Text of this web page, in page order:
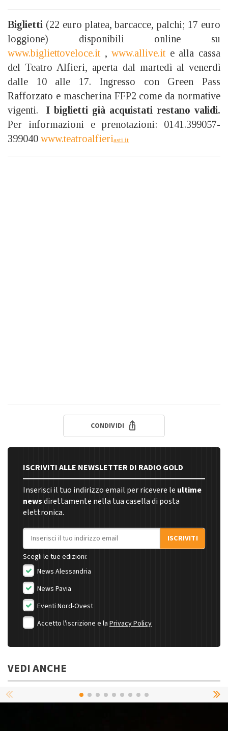
Biglietti (22 euro platea, barcacce, palchi; 17 euro
loggione) disponibili online su
www.bigliettoveloce.it ,www.allive.it e alla cassa
del Teatro Alfieri, aperta dal martedì al venerdì
dalle 10 alle 17. Ingresso con Green Pass
Rafforzato e mascherina FFP2 come da normative
vigenti.
I biglietti già acquistati restano validi.
Per informazioni e prenotazioni: 0141.399057-
399040 www.teatroalfieriasti.it
CONDIVIDI
ISCRIVITI ALLE NEWSLETTER DI RADIO GOLD
Inserisci il tuo indirizzo email per ricevere le ultime
newsdirettamente nella tua casella di posta
elettronica.
Indirizzo email
ISCRIVITI
Scegli le tue edizioni:
News Alessandria
News Pavia
Eventi Nord-Ovest
Accetto l'iscrizione e la Privacy Policy
VEDI ANCHE